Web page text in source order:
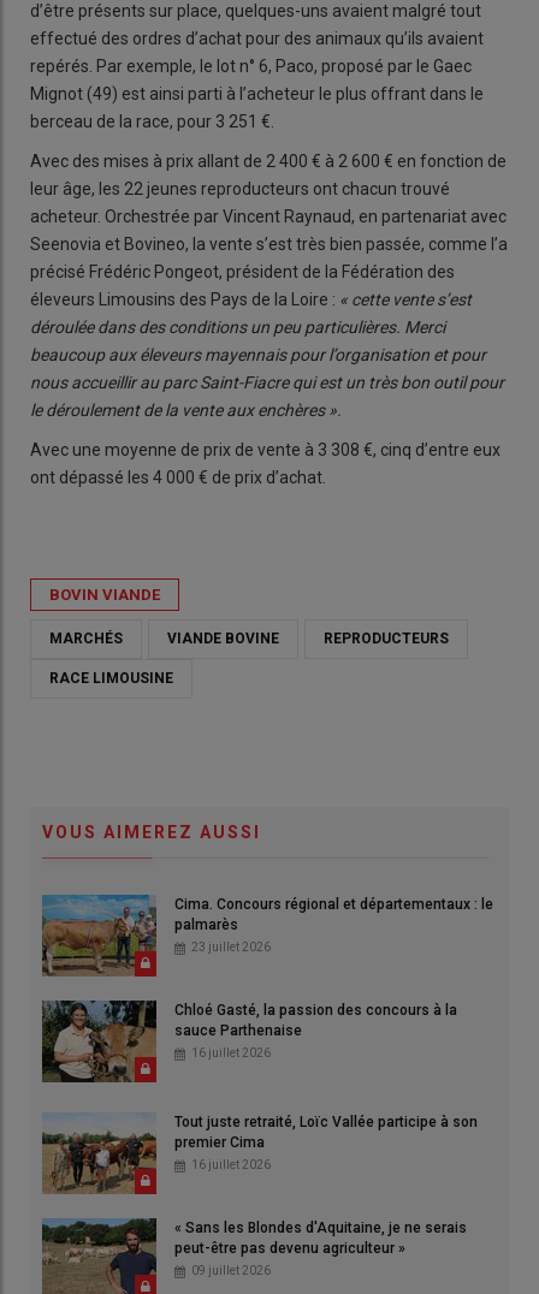
d’être présents sur place, quelques-uns avaient malgré tout
effectué des ordres d’achat pour des animaux qu’ils avaient
repérés. Par exemple, le lot n° 6, Paco, proposé par le Gaec
Mignot (49) est ainsi parti à l’acheteur le plus offrant dans le
berceau de la race, pour 3 251 €.
Avec des mises à prix allant de 2 400 € à 2 600 € en fonction de
leur âge, les 22 jeunes reproducteurs ont chacun trouvé
acheteur. Orchestrée par Vincent Raynaud, en partenariat avec
Seenovia et Bovineo, la vente s’est très bien passée, comme l’a
précisé Frédéric Pongeot, président de la Fédération des
éleveurs Limousins des Pays de la Loire : « cette vente s’est
déroulée dans des conditions un peu particulières. Merci
beaucoup aux éleveurs mayennais pour l’organisation et pour
nous accueillir au parc Saint-Fiacre qui est un très bon outil pour
le déroulement de la vente aux enchères ».
Avec une moyenne de prix de vente à 3 308 €, cinq d’entre eux
ont dépassé les 4 000 € de prix d’achat.
BOVIN VIANDE
MARCHÉS VIANDE BOVINE REPRODUCTEURS
RACE LIMOUSINE
VOUS AIMEREZ AUSSI
Cima. Concours régional et départementaux : le
palmarès
23 juillet 2026
Chloé Gasté, la passion des concours à la
sauce Parthenaise
16 juillet 2026
Tout juste retraité, Loïc Vallée participe à son
premier Cima
16 juillet 2026
« Sans les Blondes d'Aquitaine, je ne serais
peut-être pas devenu agriculteur »
09 juillet 2026